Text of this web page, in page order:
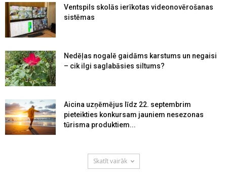
Ventspils skolās ierīkotas videonovērošanas
sistēmas
Nedēļas nogalē gaidāms karstums un negaisi
– cik ilgi saglabāsies siltums?
Aicina uzņēmējus līdz 22. septembrim
pieteikties konkursam jauniem nesezonas
tūrisma produktiem...
Skatīt vairāk